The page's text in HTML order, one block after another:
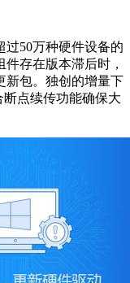
过50万种硬件设备的
存在版本滞后时，
新包。独创的增量下
点续传功能确保大